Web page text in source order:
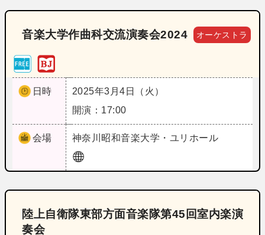
音楽大学作曲科交流演奏会2024 オーケストラ
日時
2025年3月4日（火）
開演：17:00
会場 神奈川 昭和音楽大学・ユリホール
陸上自衛隊東部方面音楽隊第45回室内楽演
奏会